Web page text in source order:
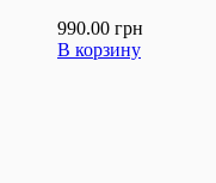
990.00 грн
В корзину